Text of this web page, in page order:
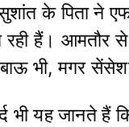
के पिता ने
रही हैं। आमतौर
भी, मगर
भी यह जानते हैं